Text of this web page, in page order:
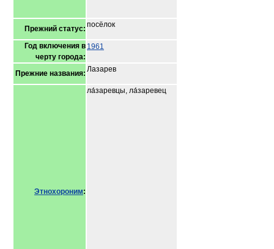
Прежний статус: посёлок
Год включения в
черту города:
1961
Прежние названия: Лазарев
Этнохороним:
ла́заревцы, ла́заревец